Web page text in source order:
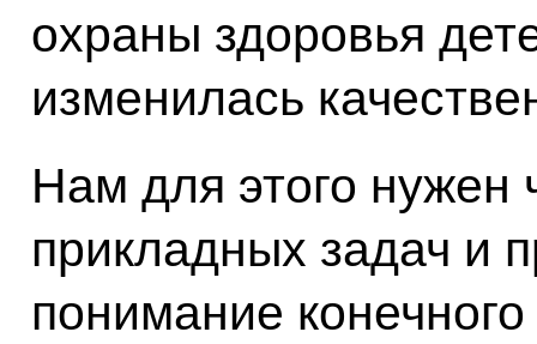
охраны здоровья
изменилась
Нам для этого нужен
прикладных задач и
понимание